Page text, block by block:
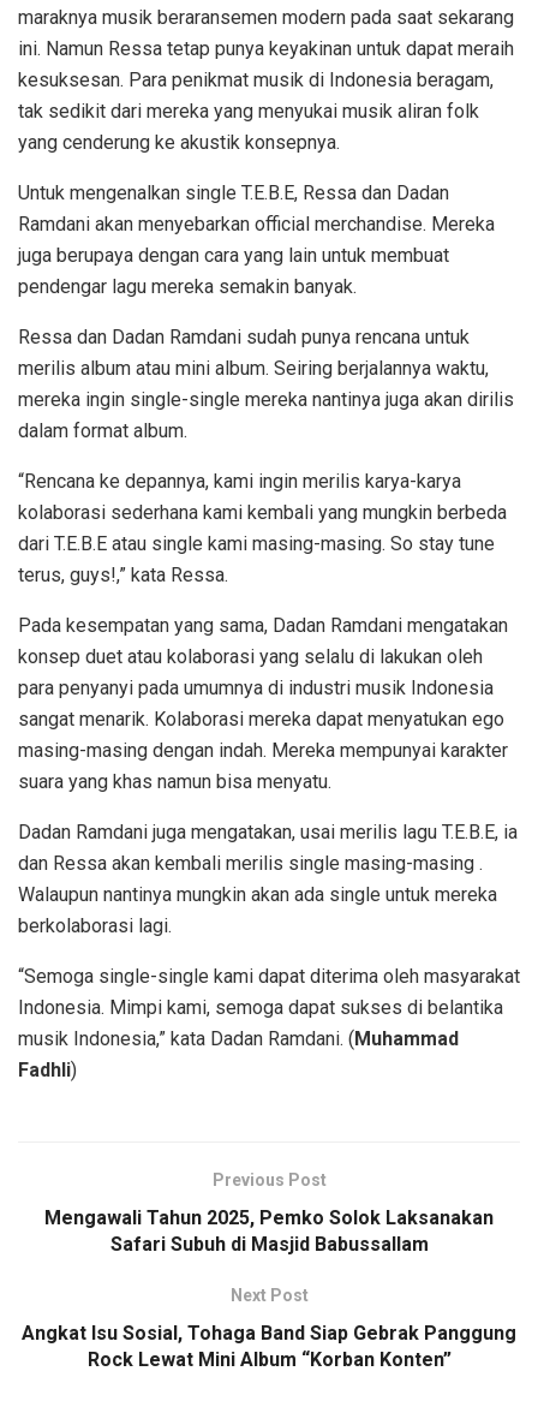
maraknya musik beraransemen modern pada saat sekarang
ini. Namun Ressa tetap punya keyakinan untuk dapat meraih
kesuksesan. Para penikmat musik di Indonesia beragam,
tak sedikit dari mereka yang menyukai musik aliran folk
yang cenderung ke akustik konsepnya.
Untuk mengenalkan single T.E.B.E, Ressa dan Dadan
Ramdani akan menyebarkan official merchandise. Mereka
juga berupaya dengan cara yang lain untuk membuat
pendengar lagu mereka semakin banyak.
Ressa dan Dadan Ramdani sudah punya rencana untuk
merilis album atau mini album. Seiring berjalannya waktu,
mereka ingin single-single mereka nantinya juga akan dirilis
dalam format album.
“Rencana ke depannya, kami ingin merilis karya-karya
kolaborasi sederhana kami kembali yang mungkin berbeda
dari T.E.B.E atau single kami masing-masing. So stay tune
terus, guys!,” kata Ressa.
Pada kesempatan yang sama, Dadan Ramdani mengatakan
konsep duet atau kolaborasi yang selalu di lakukan oleh
para penyanyi pada umumnya di industri musik Indonesia
sangat menarik. Kolaborasi mereka dapat menyatukan ego
masing-masing dengan indah. Mereka mempunyai karakter
suara yang khas namun bisa menyatu.
Dadan Ramdani juga mengatakan, usai merilis lagu T.E.B.E, ia
dan Ressa akan kembali merilis single masing-masing .
Walaupun nantinya mungkin akan ada single untuk mereka
berkolaborasi lagi.
“Semoga single-single kami dapat diterima oleh masyarakat
Indonesia. Mimpi kami, semoga dapat sukses di belantika
musik Indonesia,” kata Dadan Ramdani. (Muhammad
Fadhli)
Previous Post
Mengawali Tahun 2025, Pemko Solok Laksanakan
Safari Subuh di Masjid Babussallam
Next Post
Angkat Isu Sosial, Tohaga Band Siap Gebrak Panggung
Rock Lewat Mini Album “Korban Konten”